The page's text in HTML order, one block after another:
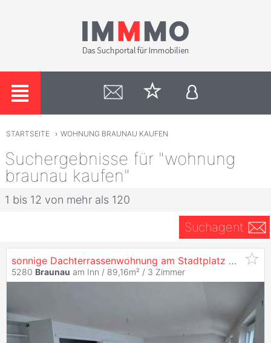
STARTSEITE › WOHNUNG BRAUNAU KAUFEN
Suchergebnisse für "wohnung
braunau kaufen"
1 bis 12 von mehr als 120
Suchagent
sonnige Dachterrassenwohnung am Stadtplatz
Braunau
5280 Braunau am Inn / 89,16m² / 3 Zimmer